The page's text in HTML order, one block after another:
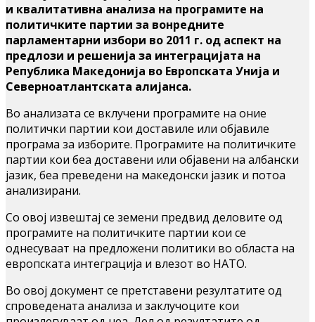
и квалитативна анализа на програмите на
политичките партии за вонредните
парламентарни избори во 2011 г. од аспект на
предлози и решенија за интеграцијата на
Република Македонија во Европската Унија и
Северноатлантската алијанса.
Во анализата се вклучени програмите на оние
политички партии кои доставиле или објавиле
програма за изборите. Програмите на политичките
партии кои беа доставени или објавени на албански
јазик, беа преведени на македонски јазик и потоа
анализирани.
Со овој извештај се земени предвид деловите од
програмите на политичките партии кои се
однесуваат на предложени политики во областа на
европската интеграција и влезот во НАТО.
Во овој документ се претставени резултатите од
спроведената анализа и заклучоците кои